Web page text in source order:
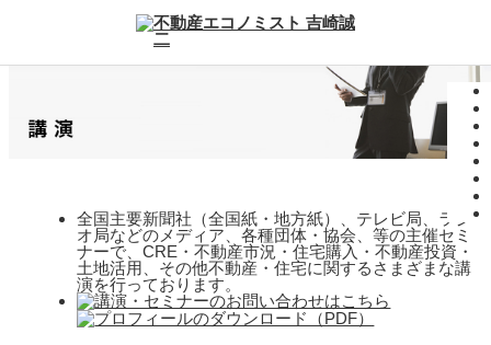
全国主要新聞社（全国紙・地方紙）、テレビ局、ラジ
オ局などのメディア、各種団体・協会、等の主催セミ
ナーで、CRE・不動産市況・住宅購入・不動産投資・
土地活用、その他不動産・住宅に関するさまざまな講
演を行っております。